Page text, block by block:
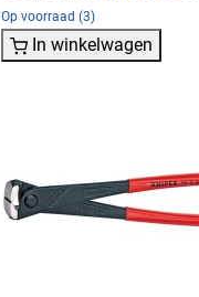
Op voorraad (3)
In winkelwagen